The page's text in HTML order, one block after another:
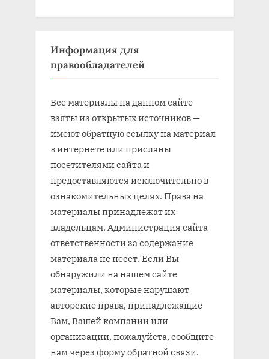
Информация для
правообладателей
Все материалы на данном сайте
взяты из открытых источников —
имеют обратную ссылку на материал
в интернете или присланы
посетителями сайта и
предоставляются исключительно в
ознакомительных целях. Права на
материалы принадлежат их
владельцам. Администрация сайта
ответственности за содержание
материала не несет. Если Вы
обнаружили на нашем сайте
материалы, которые нарушают
авторские права, принадлежащие
Вам, Вашей компании или
организации, пожалуйста, сообщите
нам через форму обратной связи.